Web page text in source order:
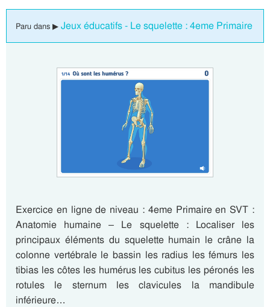
Paru dans ▶ Jeux éducatifs - Le squelette : 4eme Primaire
Exercice en ligne de niveau : 4eme Primaire en SVT :
Anatomie humaine – Le squelette : Localiser les
principaux éléments du squelette humain le crâne la
colonne vertébrale le bassin les radius les fémurs les
tibias les côtes les humérus les cubitus les péronés les
rotules le sternum les clavicules la mandibule
inférieure…